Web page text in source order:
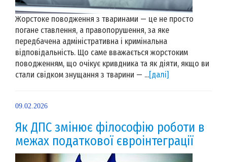
Жорстоке поводження з тваринами — це не просто
погане ставлення, а правопорушення, за яке
передбачена адміністративна і кримінальна
відповідальність. Що саме вважається жорстоким
поводженням, що очікує кривдника та як діяти, якщо ви
стали свідком знущання з тварини — ...[далі]
09.02.2026
Як ДПС змінює філософію роботи в
межах податкової євроінтеграції